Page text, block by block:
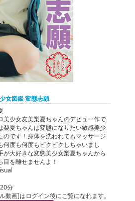
女図鑑 変態志願
美少女友美梨夏ちゃんのデビュー作で
梨夏ちゃんは変態になりたい敏感美少
のです！身体を洗われてもマッサージ
何度も何度もピクピクしちゃいまし
が大好きな変態美少女梨夏ちゃんから
目を離せませんよ！
分
動画]はログイン後にご覧になれます。